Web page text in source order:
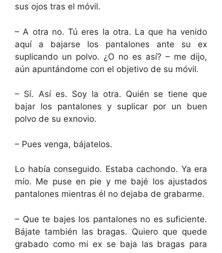
sus ojos tras el móvil.
– A otra no. Tú eres la otra. La que ha venido
aquí a bajarse los pantalones ante su ex
suplicando un polvo. ¿O no es así? – me dijo,
aún apuntándome con el objetivo de su móvil.
– Sí. Así es. Soy la otra. Quién se tiene que
bajar los pantalones y suplicar por un buen
polvo de su exnovio.
– Pues venga, bájatelos.
Lo había conseguido. Estaba cachondo. Ya era
mío. Me puse en pie y me bajé los ajustados
pantalones mientras él no dejaba de grabarme.
– Que te bajes los pantalones no es suficiente.
Bájate también las bragas. Quiero que quede
grabado como mi ex se baja las bragas para